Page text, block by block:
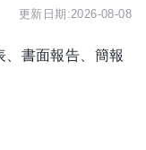
更新日期:2026-08-08
、書面報告、簡報